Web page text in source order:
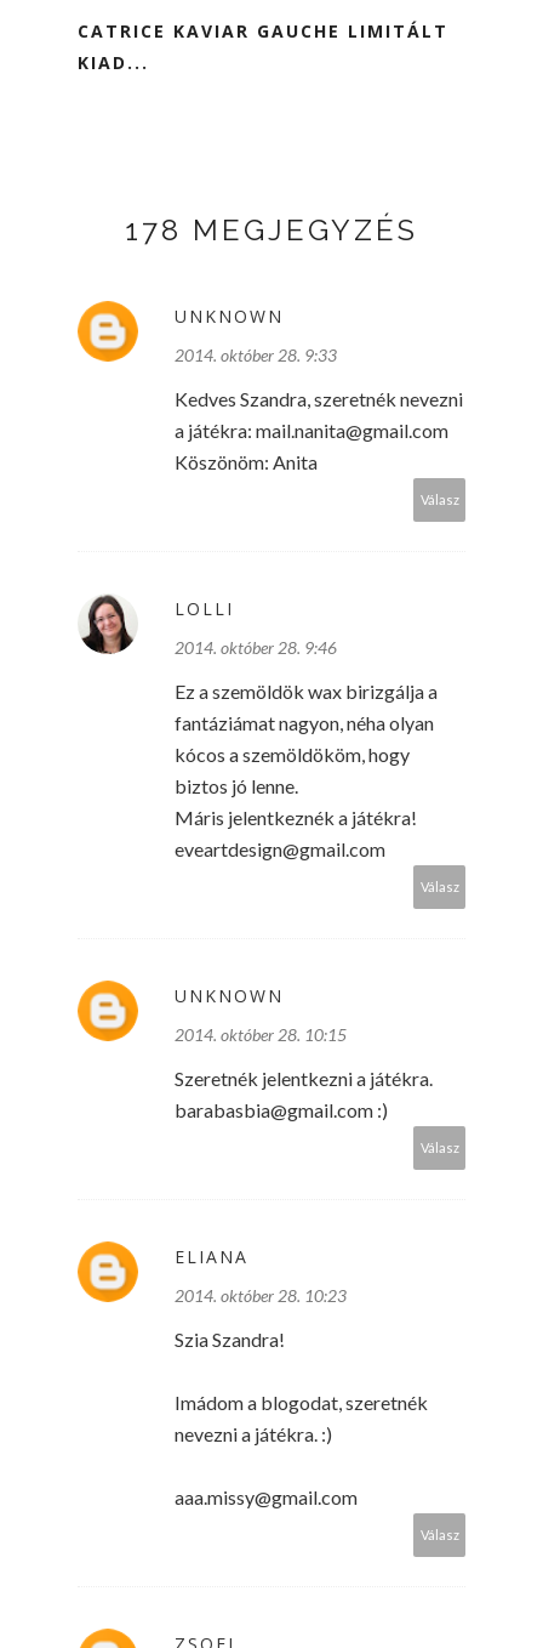
CATRICE KAVIAR GAUCHE LIMITÁLT
KIAD...
178 MEGJEGYZÉS
UNKNOWN
2014. október 28. 9:33
Kedves Szandra, szeretnék nevezni
a játékra: mail.nanita@gmail.com
Köszönöm: Anita
Válasz
LOLLI
2014. október 28. 9:46
Ez a szemöldök wax birizgálja a
fantáziámat nagyon, néha olyan
kócos a szemöldököm, hogy
biztos jó lenne.
Máris jelentkeznék a játékra!
eveartdesign@gmail.com
Válasz
UNKNOWN
2014. október 28. 10:15
Szeretnék jelentkezni a játékra.
barabasbia@gmail.com :)
Válasz
ELIANA
2014. október 28. 10:23
Szia Szandra!
Imádom a blogodat, szeretnék
nevezni a játékra. :)
aaa.missy@gmail.com
Válasz